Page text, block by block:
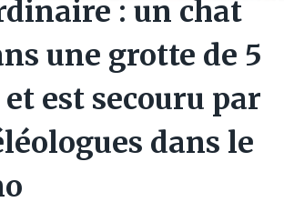
: un chat
une grotte de 5
est secouru par
dans le